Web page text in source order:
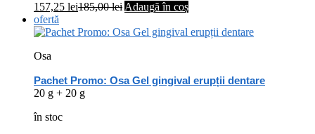
157,25 lei185,00lei Adaugă în coș
ofertă
Osa
Pachet Promo: Osa Gel gingival erupții dentare
20 g + 20 g
în stoc